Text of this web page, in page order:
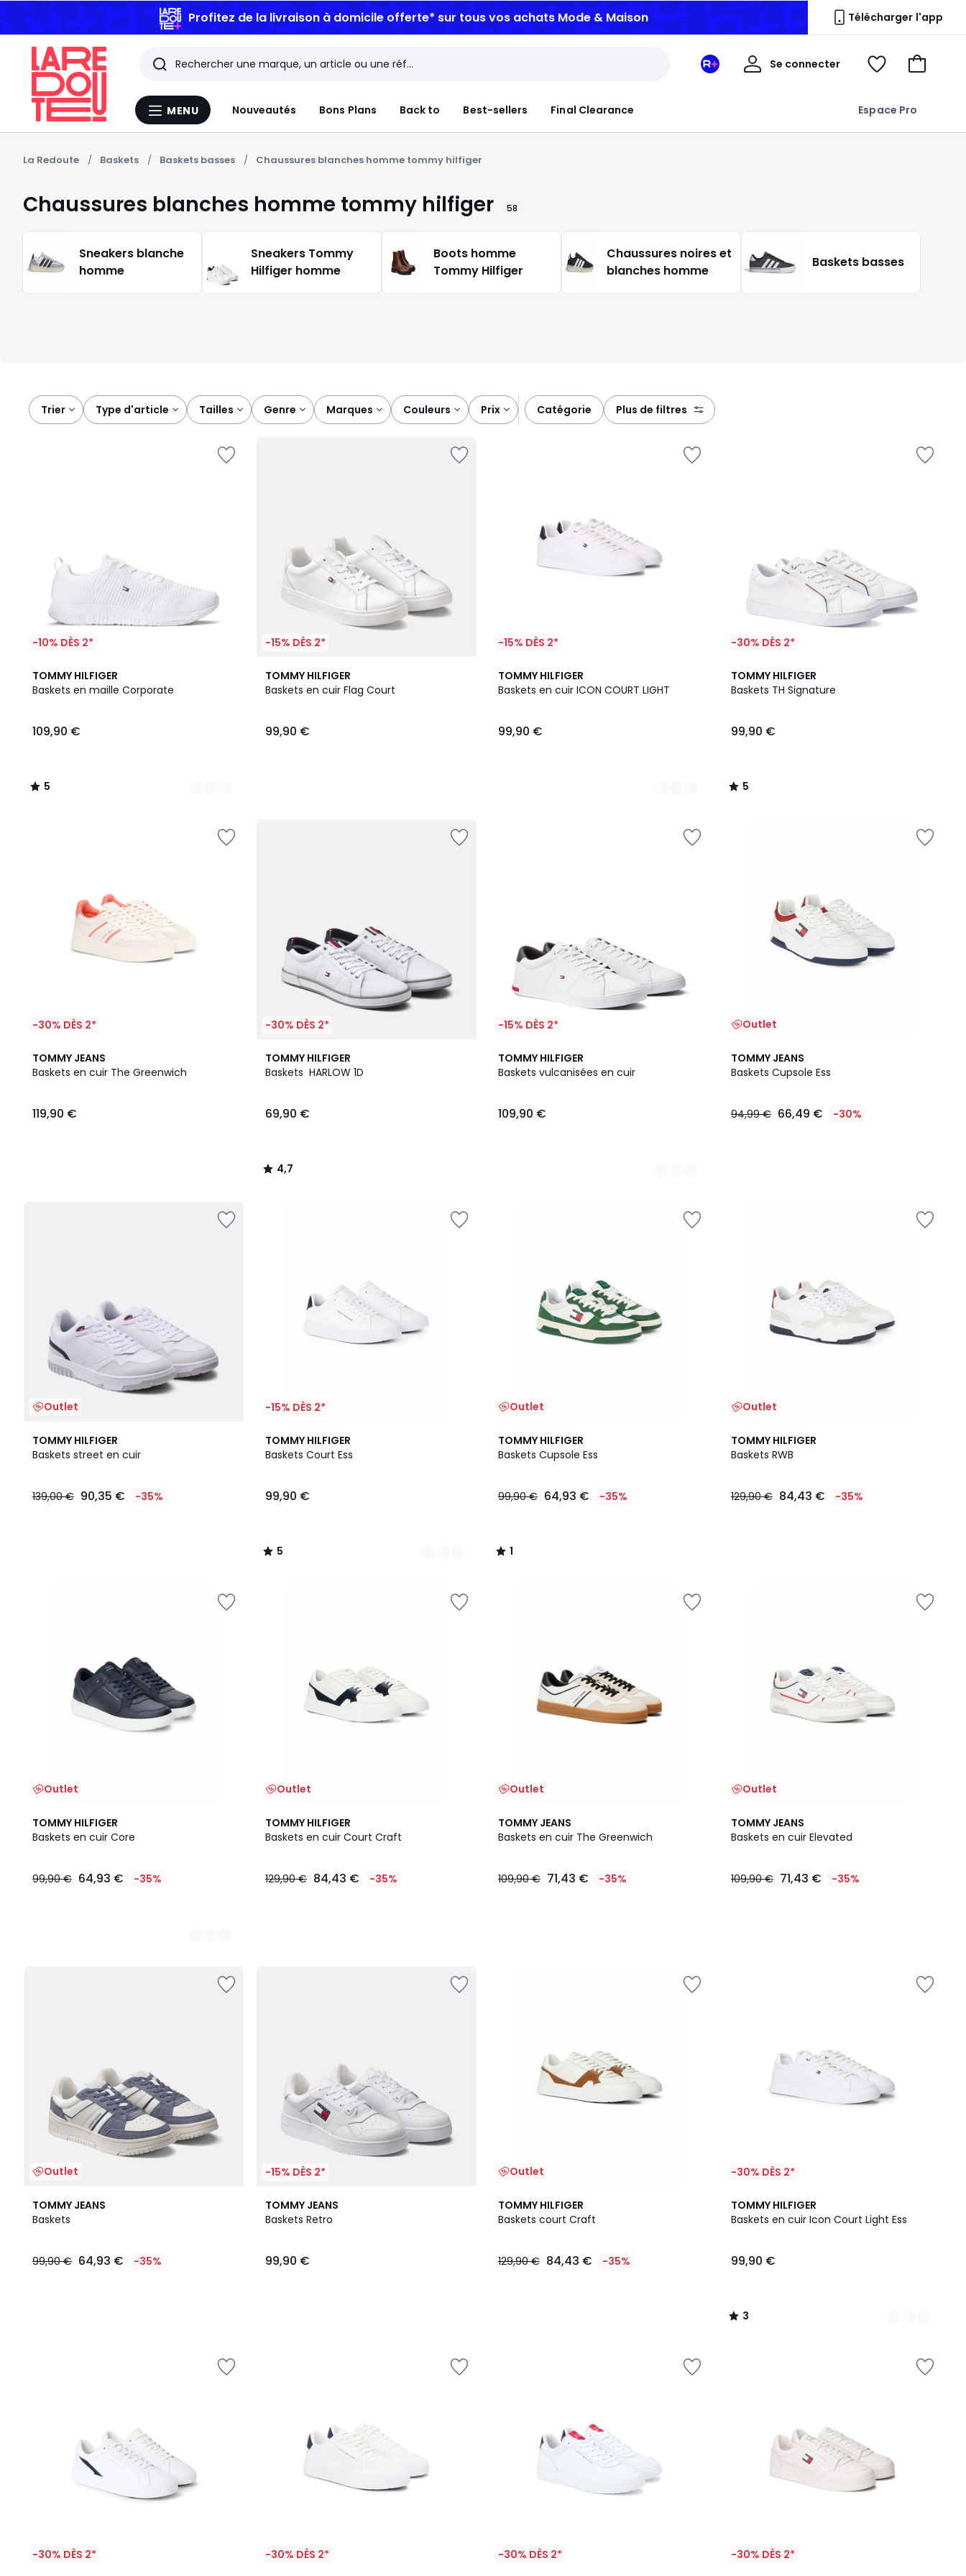
Profitez de la livraison à domicile offerte* sur tous vos achats Mode & Maison Télécharger l'app
Menu
MENU Nouveautés Bons Plans Back to Best-sellers Final Clearance Espace Pro
Rechercher
Les
derniers
articles
consultés
Mon
Se connecter
Mon
Voir
Aller
La Redoute Baskets Baskets basses Chaussures blanches homme tommy hilfiger
Chaussures blanches homme tommy hilfiger 58
Sneakers blanche
homme
Sneakers Tommy
Hilfiger homme
Boots homme
Tommy Hilfiger
Chaussures noires et
blanches homme
Baskets basses
Trier type d'article tailles genre marques couleurs prix catégorie plus de filtres
-10% DÈS 2*
TOMMY HILFIGER
Baskets en maille Corporate
€.
109,90 €
5
/
2
Couleurs
5
/
-15% DÈS 2*
TOMMY HILFIGER
Baskets en cuir Flag Court
99,90 €
-15% DÈS 2*
TOMMY HILFIGER
Baskets en cuir ICON COURT LIGHT
99,90 €
2
Couleurs
-30% DÈS 2*
TOMMY HILFIGER
Baskets TH Signature
99,90 €
5
/
5
/
-30% DÈS 2*
TOMMY JEANS
Baskets en cuir The Greenwich
119,90 €
-30% DÈS 2*
TOMMY HILFIGER
Baskets HARLOW 1D
69,90 €
4,7
/ 5
4,7
/
-15% DÈS 2*
TOMMY HILFIGER
Baskets vulcanisées en cuir
109,90 €
2
Couleurs
Outlet
TOMMY JEANS
Baskets Cupsole Ess
94,99 € 66,49 € -30%
Outlet
TOMMY HILFIGER
Baskets street en cuir
139,00 € 90,35 € -35%
-15% DÈS 2*
TOMMY HILFIGER
Baskets Court Ess
99,90 €
5
/
2
Couleurs
5
/
Outlet
TOMMY HILFIGER
Baskets Cupsole Ess
99,90 € 64,93 € -35%
1
/
1
/
Outlet
TOMMY HILFIGER
Baskets RWB
129,90 € 84,43 € -35%
Outlet
TOMMY HILFIGER
Baskets en cuir Core
99,90 € 64,93 € -35%
2
Couleurs
Outlet
TOMMY HILFIGER
Baskets en cuir Court Craft
129,90 € 84,43 € -35%
Outlet
TOMMY JEANS
Baskets en cuir The Greenwich
109,90 € 71,43 € -35%
Outlet
TOMMY JEANS
Baskets en cuir Elevated
109,90 € 71,43 € -35%
Outlet
TOMMY JEANS
Baskets
99,90 € 64,93 € -35%
-15% DÈS 2*
TOMMY JEANS
Baskets Retro
99,90 €
Outlet
TOMMY HILFIGER
Baskets court Craft
129,90 € 84,43 € -35%
-30% DÈS 2*
TOMMY HILFIGER
Baskets en cuir Icon Court Light Ess
99,90 €
3
/
2
Couleurs
3
/
-30% DÈS 2* -30% DÈS 2* -30% DÈS 2* -30% DÈS 2*